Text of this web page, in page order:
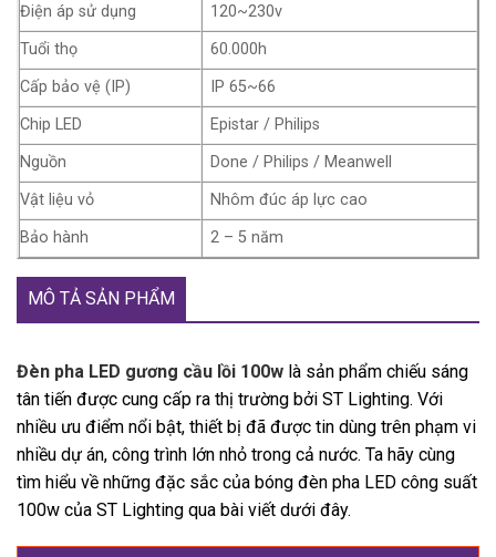
Điện áp sử dụng
120~230v
Tuổi thọ
60.000h
Cấp bảo vệ (IP)
IP 65~66
Chip LED
Epistar / Philips
Nguồn
Done / Philips / Meanwell
Vật liệu vỏ
Nhôm đúc áp lực cao
Bảo hành
2 – 5 năm
MÔ TẢ SẢN PHẨM
Đèn pha LED gương cầu lồi 100w là sản phẩm chiếu sáng
tân tiến được cung cấp ra thị trường bởi ST Lighting. Với
nhiều ưu điểm nổi bật, thiết bị đã được tin dùng trên phạm vi
nhiều dự án, công trình lớn nhỏ trong cả nước. Ta hãy cùng
tìm hiểu về những đặc sắc của bóng đèn pha LED công suất
100w của ST Lighting qua bài viết dưới đây.